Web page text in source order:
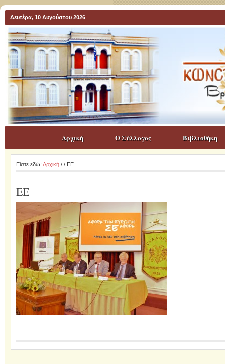
Δευτέρα, 10 Αυγούστου 2026
Αρχική Ο Σύλλογος Βιβλιοθήκη
Είστε εδώ: Αρχική/ / EE
EE